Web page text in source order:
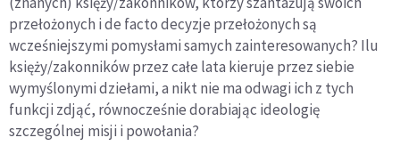
przełożonych i de facto decyzje przełożonych są
wcześniejszymi pomysłami samych zainteresowanych? Ilu
księży/zakonników przez całe lata kieruje przez siebie
wymyślonymi dziełami, a nikt nie ma odwagi ich z tych
funkcji zdjąć, równocześnie dorabiając ideologię
szczególnej misji i powołania?